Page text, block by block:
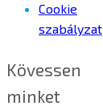
Cookie
szabályzat
Kövessen
minket